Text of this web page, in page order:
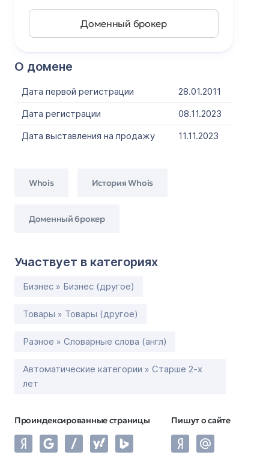
О домене
Дата первой регистрации
28.01.2011
Дата регистрации
08.11.2023
Дата выставления на продажу
11.11.2023
Whois История Whois
Доменный брокер
Участвует в категориях
Бизнес » Бизнес (другое)
Товары » Товары (другое)
Разное » Словарные слова (англ)
Автоматические категории » Старше 2-х
лет
Проиндексированные страницы Пишут о сайте
Доменный брокер